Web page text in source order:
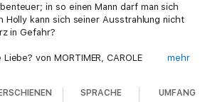
in so einen Mann darf man sich
Holly kann sich seiner Ausstrahlung nicht
in Gefahr?
von MORTIMER, CAROLE
sie ihm ihr Haus nicht verkaufen will. Mit
mehr
ERSCHIENEN SPRACHE UMFANG